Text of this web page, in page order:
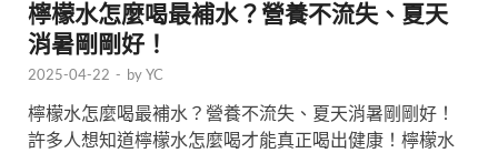
檸檬水怎麼喝最補水？營養不流失、夏天
消暑剛剛好！
2025-04-22 - byYC
檸檬水怎麼喝最補水？營養不流失、夏天消暑剛剛好！
許多人想知道檸檬水怎麼喝才能真正喝出健康！檸檬水